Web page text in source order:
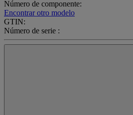
Número de componente:
Encontrar otro modelo
GTIN:
Número de serie :